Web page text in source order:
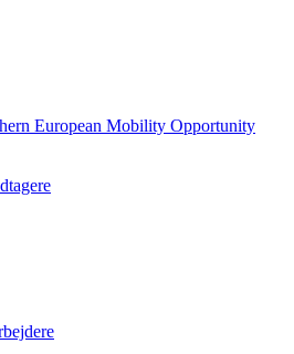
European Mobility Opportunity